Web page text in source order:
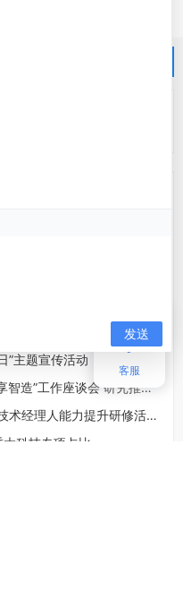
北中小科技企业有专属保险
业局关于开展2026年度科
议 深入学习贯彻习近平总
高水平安全保障高质量发展
”主题宣传活动
智造”工作座谈会 研究推进
“共享智造”工作
术经理人能力提升研修活动
科技专项占比
客服